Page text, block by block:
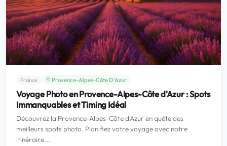
France Provence-Alpes-Côte D'Azur
Voyage Photo en Provence-Alpes-Côte d'Azur : Spots
Immanquables et Timing Idéal
Découvrez la Provence-Alpes-Côte d'Azur en quête des
meilleurs spots photo. Planifiez votre voyage avec notre
itinéraire...